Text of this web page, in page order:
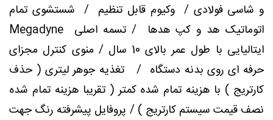
و شاسی فولادی / وکیوم قابل تنظیم / شستشوی تمام
اتوماتیک هد و کپ هدها / تسمه اصلی Megadyne
ایتالیایی با طول عمر بالای 10 سال / منوی کنترل مجزای
حرفه ای روی بدنه دستگاه / تغذیه جوهر لیتری ( حذف
کارتریج ) با هزینه تمام شده کمتر ( تقریبا هزینه تمام شده
نصف قیمت سیستم کارتریج ) / پروفایل پیشرفته رنگ جهت